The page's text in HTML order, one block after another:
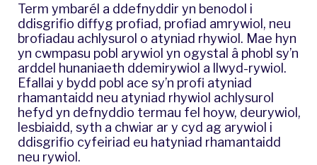
Term ymbarél a ddefnyddir yn benodol i
ddisgrifio diffyg profiad, profiad amrywiol, neu
brofiadau achlysurol o atyniad rhywiol. Mae hyn
yn cwmpasu pobl arywiol yn ogystal â phobl sy’n
arddel hunaniaeth ddemirywiol a llwyd-rywiol.
Efallai y bydd pobl ace sy’n profi atyniad
rhamantaidd neu atyniad rhywiol achlysurol
hefyd yn defnyddio termau fel hoyw, deurywiol,
lesbiaidd, syth a chwiar ar y cyd ag arywiol i
ddisgrifio cyfeiriad eu hatyniad rhamantaidd
neu rywiol.